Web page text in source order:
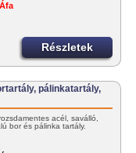
Részletek
pálinkatartály,
acél, saválló,
bor és pálinka tartály.